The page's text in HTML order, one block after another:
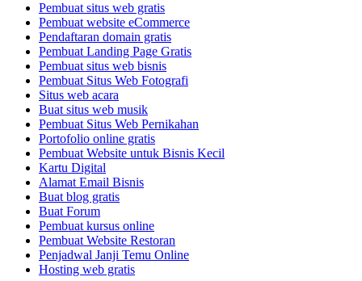
Pembuat situs web gratis
Pembuat website eCommerce
Pendaftaran domain gratis
Pembuat Landing Page Gratis
Pembuat situs web bisnis
Pembuat Situs Web Fotografi
Situs web acara
Buat situs web musik
Pembuat Situs Web Pernikahan
Portofolio online gratis
Pembuat Website untuk Bisnis Kecil
Kartu Digital
Alamat Email Bisnis
Buat blog gratis
Buat Forum
Pembuat kursus online
Pembuat Website Restoran
Penjadwal Janji Temu Online
Hosting web gratis